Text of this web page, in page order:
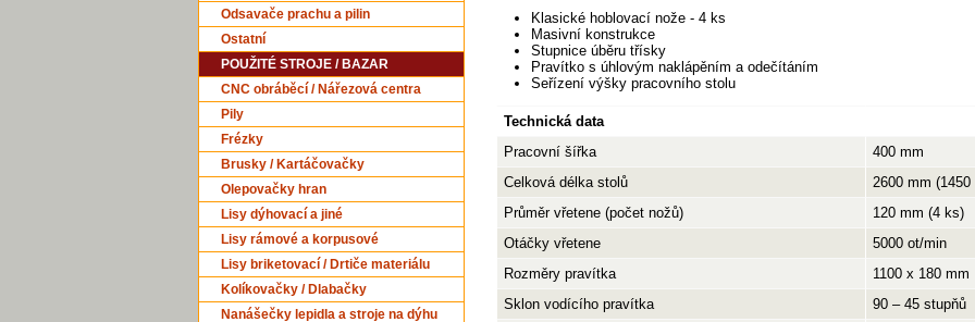
Odsavače prachu a pilin
Ostatní
POUŽITÉ STROJE / BAZAR
CNC obráběcí / Nářezová centra
Pily
Frézky
Brusky / Kartáčovačky
Olepovačky hran
Lisy dýhovací a jiné
Lisy rámové a korpusové
Lisy briketovací / Drtiče materiálu
Kolíkovačky / Dlabačky
Nanášečky lepidla a stroje na dýhu
Klasické hoblovací nože - 4 ks
Masivní konstrukce
Stupnice úběru třísky
Pravítko s úhlovým naklápěním a odečítáním
Seřízení výšky pracovního stolu
Technická data
Pracovní šířka
400 mm
Celková délka stolů
2600 mm
Průměr vřetene (počet nožů)
120 mm (4 ks)
Otáčky vřetene
5000 ot/min
Rozměry pravítka
1100 x 180 mm
Sklon vodícího pravítka
90 – 45 stupňů